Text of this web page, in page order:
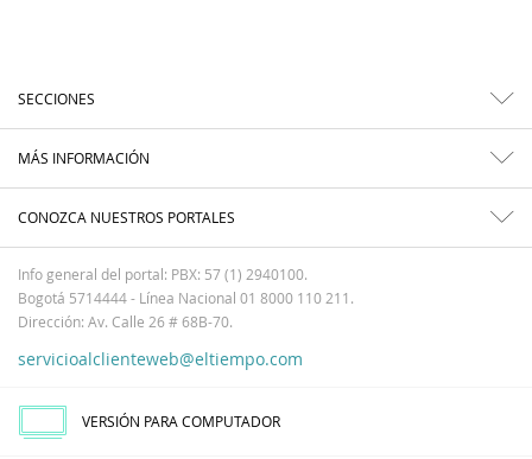
SECCIONES
MÁS INFORMACIÓN
CONOZCA NUESTROS PORTALES
Info general del portal: PBX: 57 (1) 2940100.
Bogotá 5714444 - Línea Nacional 01 8000 110 211.
Dirección: Av. Calle 26 # 68B-70.
servicioalclienteweb@eltiempo.com
VERSIÓN PARA COMPUTADOR